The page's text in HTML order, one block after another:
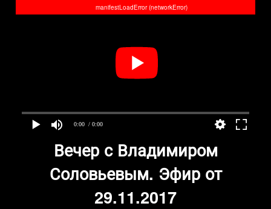
0:00 / 0:00
manifestLoadError (networkError)
Вечер с Владимиром
Соловьевым. Эфир от
29.11.2017